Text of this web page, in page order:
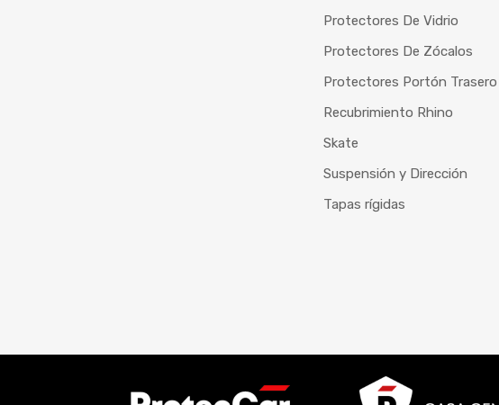
Protectores De Vidrio
Protectores De Zócalos
Protectores Portón Trasero
Recubrimiento Rhino
Skate
Suspensión y Dirección
Tapas rígidas